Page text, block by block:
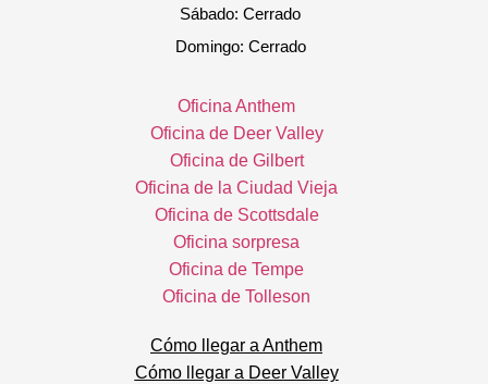
Sábado: Cerrado
Domingo: Cerrado
Oficina Anthem
Oficina de Deer Valley
Oficina de Gilbert
Oficina de la Ciudad Vieja
Oficina de Scottsdale
Oficina sorpresa
Oficina de Tempe
Oficina de Tolleson
Cómo llegar a Anthem
Cómo llegar a Deer Valley